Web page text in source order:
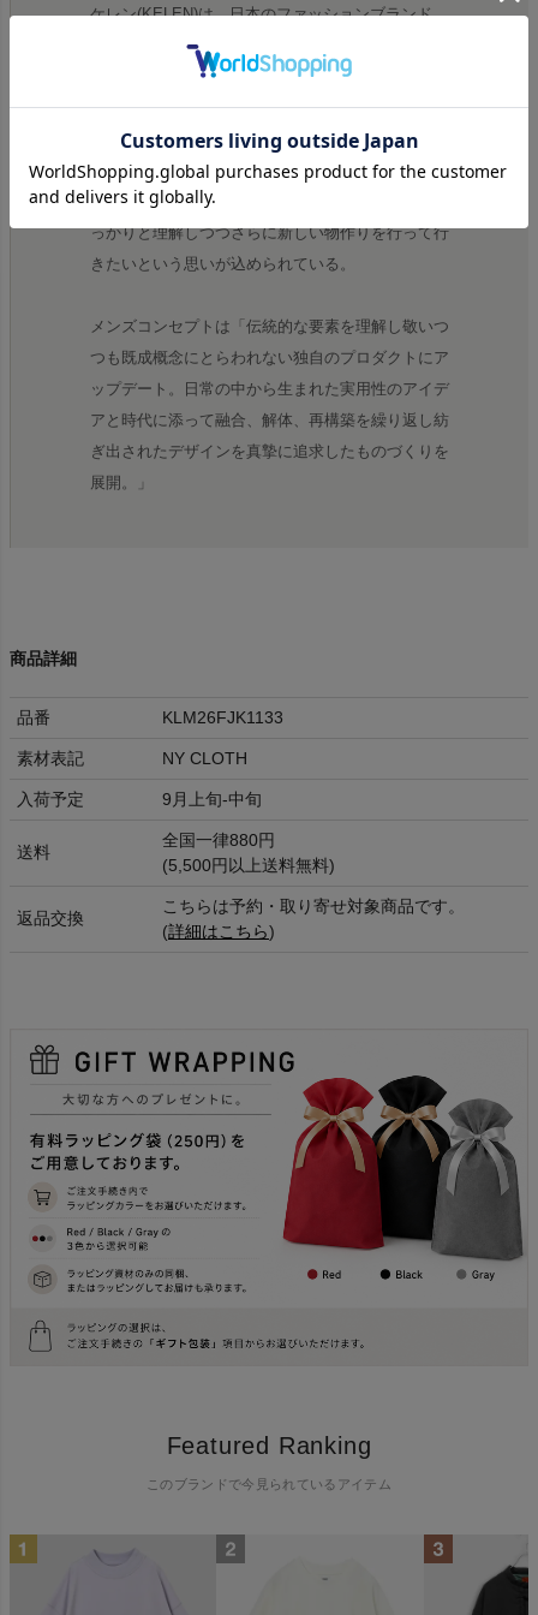
ケレン(KELEN)は、日本のファッションブランド。
メンズ、レディースを展開する
ブランド名の"KELEN(外連)"とは、歌舞伎や日本芸
能などの古典芸能などにおいて使われる言葉で、従
来のしきたりやルールから外れた新しい手法、独特
の路線をとるという意味を持つ。古典的な要素をし
っかりと理解しつつさらに新しい物作りを行って行
きたいという思いが込められている。
メンズコンセプトは「伝統的な要素を理解し敬いつ
つも既成概念にとらわれない独自のプロダクトにア
ップデート。日常の中から生まれた実用性のアイデ
アと時代に添って融合、解体、再構築を繰り返し紡
ぎ出されたデザインを真摯に追求したものづくりを
展開。」
商品詳細
品番 KLM26FJK1133
素材表記 NY CLOTH
入荷予定 9月上旬-中旬
送料
全国一律880円
(5,500円以上送料無料)
返品交換
こちらは予約・取り寄せ対象商品です。
(詳細はこちら)
Featured Ranking
このブランドで今見られているアイテム